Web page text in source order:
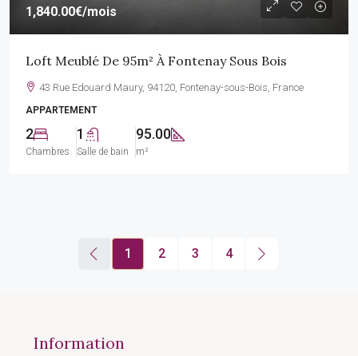
1,840.00€/mois
Loft Meublé De 95m² À Fontenay Sous Bois
43 Rue Edouard Maury, 94120, Fontenay-sous-Bois, France
APPARTEMENT
2
Chambres
1
Salle de bain
95.00
m²
1 2 3 4
Information